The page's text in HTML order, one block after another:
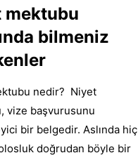
mektubu
bilmeniz
nedir? Niyet
vize başvurusunu
bir belgedir. Aslında hiç
doğrudan böyle bir